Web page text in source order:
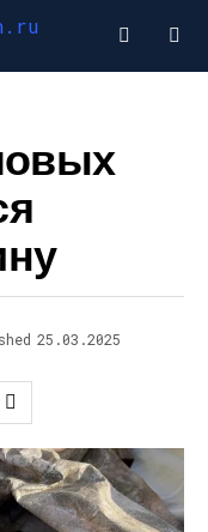
25.03.2025